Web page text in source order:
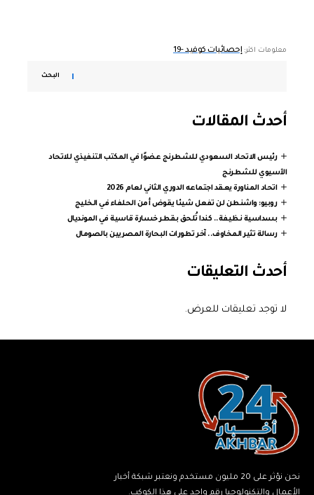
معلومات اكثر: إحصائيات كوفيد -19
البحث
أحدث المقالات
رئيس الاتحاد السعودي للشطرنج عضوًا في المكتب التنفيذي للاتحاد
الآسيوي للشطرنج
اتحاد المناورة يعقد اجتماعه الدوري الثاني لعام 2026
روبيو: واشنطن لن تفعل شيئا يقوض أمن الحلفاء في الخليج
بسداسية نظيفة.. كندا تُلحق بقطر خسارة قاسية في المونديال
رسالة تثير المخاوف.. آخر تطورات البحارة المصريين بالصومال
أحدث التعليقات
لا توجد تعليقات للعرض.
نحن نؤثر على 20 مليون مستخدم ونعتبر شبكة أخبار